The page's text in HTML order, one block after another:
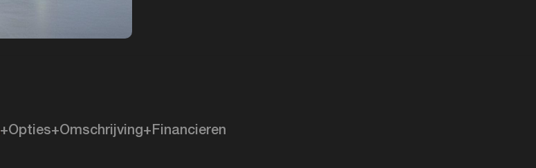
+Opties+Omschrijving+Financieren